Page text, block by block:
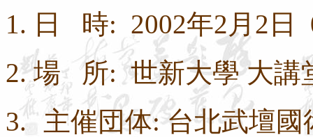
1. 日 時: 2002年2 月 2 日
2.場 所: 世新大學 大講
3.
主催団体: 台北武壇國